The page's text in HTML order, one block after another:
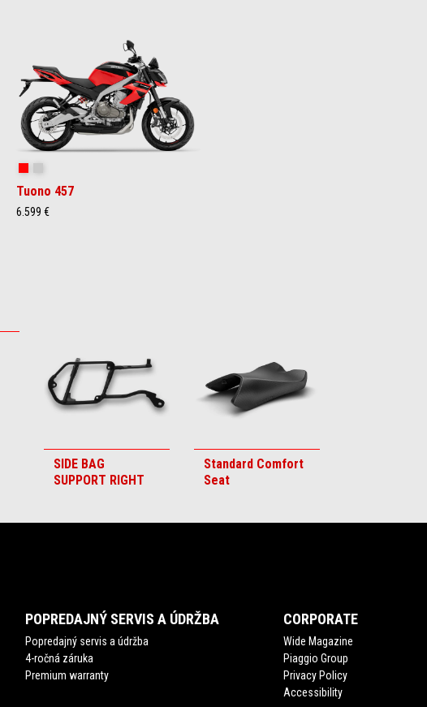
Tuono 457
6.599 €
SIDE BAG
SUPPORT RIGHT
Standard Comfort
Seat
POPREDAJNÝ SERVIS A ÚDRŽBA
Popredajný servis a údržba
4-ročná záruka
Premium warranty
CORPORATE
Wide Magazine
Piaggio Group
Privacy Policy
Accessibility